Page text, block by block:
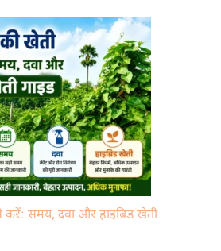
समय, दवा और हाइब्रिड खेती